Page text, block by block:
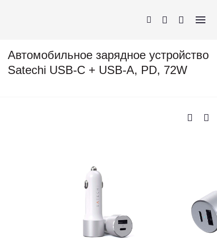
Автомобильное зарядное устройство
Satechi USB-C + USB-A, PD, 72W